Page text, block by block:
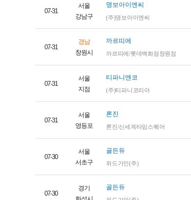
07-31
서울
강남구
명보아이엔씨
(주)명보아이엔씨
07-31
경남
창원시
까르띠에
까르띠에/롯데백화점창원점
07-31
서울
지점
티파니앤코
(주)티파니코리아
07-31
서울
영등포
론진
론진/신세계타임스퀘어
07-30
서울
서초구
골든듀
위드가인(주)
07-30
경기
골든듀